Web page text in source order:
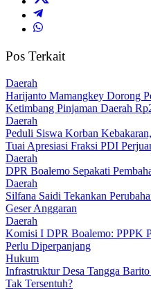
Pos Terkait
Daerah
Harijanto Mamangkey Dorong
Ketimbang Pinjaman Daerah
Daerah
Peduli Siswa Korban
Tuai Apresiasi Fraksi PDI
Daerah
DPR Boalemo Sepakati
Daerah
Silfana Saidi Tekankan
Geser Anggaran
Daerah
Komisi I DPR Boalemo: PPPK
Perlu Diperpanjang
Hukum
Infrastruktur Desa Tangga
Tak Tersentuh?